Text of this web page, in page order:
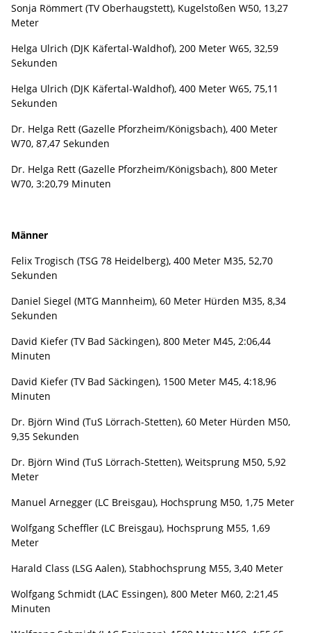
Sonja Römmert (TV Oberhaugstett), Kugelstoßen W50, 13,27
Meter
Helga Ulrich (DJK Käfertal-Waldhof), 200 Meter W65, 32,59
Sekunden
Helga Ulrich (DJK Käfertal-Waldhof), 400 Meter W65, 75,11
Sekunden
Dr. Helga Rett (Gazelle Pforzheim/Königsbach), 400 Meter
W70, 87,47 Sekunden
Dr. Helga Rett (Gazelle Pforzheim/Königsbach), 800 Meter
W70, 3:20,79 Minuten
Männer
Felix Trogisch (TSG 78 Heidelberg), 400 Meter M35, 52,70
Sekunden
Daniel Siegel (MTG Mannheim), 60 Meter Hürden M35, 8,34
Sekunden
David Kiefer (TV Bad Säckingen), 800 Meter M45, 2:06,44
Minuten
David Kiefer (TV Bad Säckingen), 1500 Meter M45, 4:18,96
Minuten
Dr. Björn Wind (TuS Lörrach-Stetten), 60 Meter Hürden M50,
9,35 Sekunden
Dr. Björn Wind (TuS Lörrach-Stetten), Weitsprung M50, 5,92
Meter
Manuel Arnegger (LC Breisgau), Hochsprung M50, 1,75 Meter
Wolfgang Scheffler (LC Breisgau), Hochsprung M55, 1,69
Meter
Harald Class (LSG Aalen), Stabhochsprung M55, 3,40 Meter
Wolfgang Schmidt (LAC Essingen), 800 Meter M60, 2:21,45
Minuten